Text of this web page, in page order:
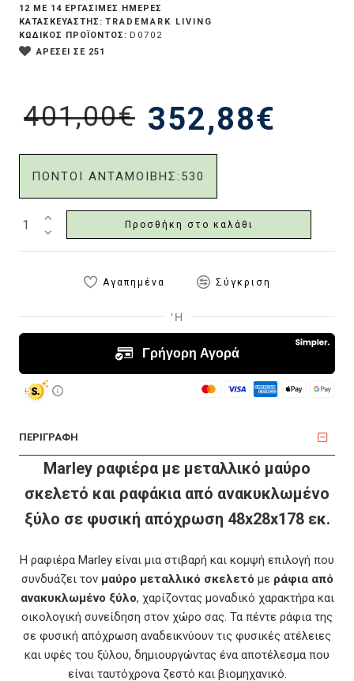
352,88€
401,00€
ΠΟΝΤΟΙ ΑΝΤΑΜΟΙΒΗΣ: 530
12 ΜΕ 14 ΕΡΓΆΣΙΜΕΣ ΗΜΈΡΕΣ
ΚΑΤΑΣΚΕΥΑΣΤΗΣ: TRADEMARK LIVING
ΚΩΔΙΚΟΣ ΠΡΟΪΟΝΤΟΣ: D0702
ΑΡΕΣΕΙ ΣΕ 251
Προσθήκη στο καλάθι
Αγαπημένα Σύγκριση
ΠΕΡΙΓΡΑΦΗ
Marley ραφιέρα με μεταλλικό μαύρο
σκελετό και ραφάκια από ανακυκλωμένο
ξύλο σε φυσική απόχρωση 48x28x178 εκ.
Η ραφιέρα Marley είναι μια στιβαρή και κομψή επιλογή που
συνδυάζει τον μαύρο μεταλλικό σκελετό με ράφια από
ανακυκλωμένο ξύλο, χαρίζοντας μοναδικό χαρακτήρα και
οικολογική συνείδηση στον χώρο σας. Τα πέντε ράφια της
σε φυσική απόχρωση αναδεικνύουν τις φυσικές ατέλειες
και υφές του ξύλου, δημιουργώντας ένα αποτέλεσμα που
είναι ταυτόχρονα ζεστό και βιομηχανικό.